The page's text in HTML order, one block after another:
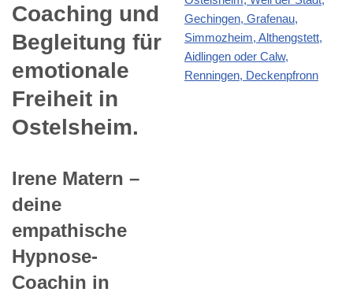
Coaching und
Begleitung für
emotionale
Freiheit in
Ostelsheim.
Irene Matern –
deine
empathische
Hypnose-
Coachin in